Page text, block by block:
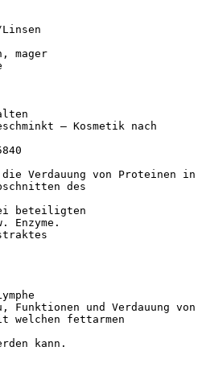
mager
– Kosmetik nach
Verdauung von Proteinen in
des
beteiligten
Enzyme.
Funktionen und Verdauung von
welchen fettarmen
kann.